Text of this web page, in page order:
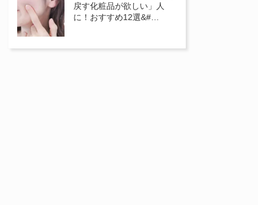
戻す化粧品が欲しい」人
に！おすすめ12選&#…